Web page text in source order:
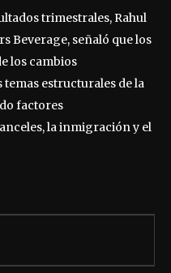
trimestrales, Rahul
Beverage, señaló que los
los cambios
temas estructurales de la
factores
la inmigración y el